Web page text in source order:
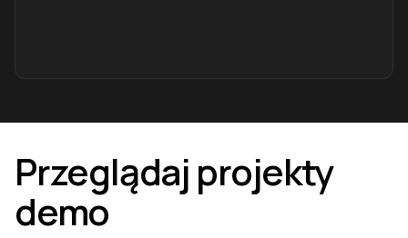
Przeglądaj projekty
demo